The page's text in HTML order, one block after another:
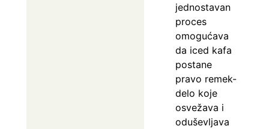
jednostavan
proces
omogućava
da iced kafa
postane
pravo remek-
delo koje
osvežava i
oduševljava